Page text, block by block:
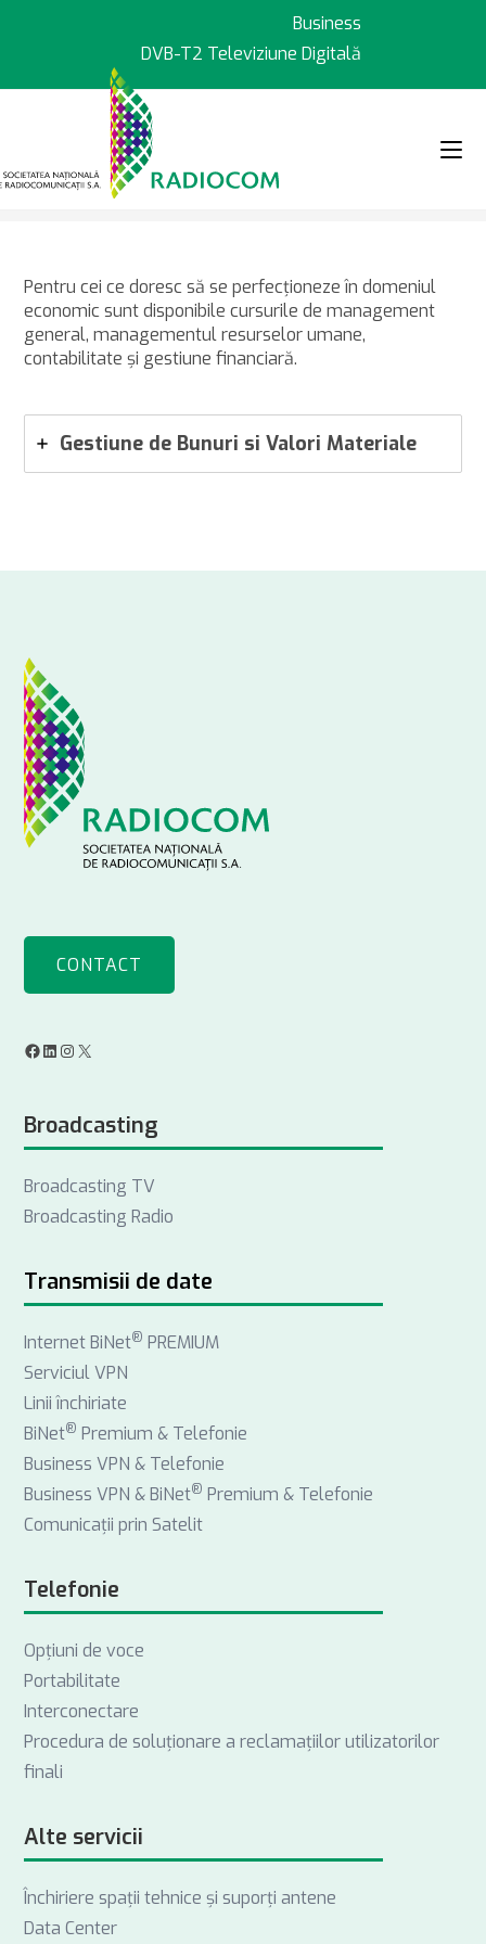
Business
DVB-T2 Televiziune Digitală
> Cursuri
Pentru cei ce doresc să se perfecţioneze în domeniul
economic sunt disponibile cursurile de management
general, managementul resurselor umane,
contabilitate şi gestiune financiară.
Gestiune de Bunuri si Valori Materiale
CONTACT
F
c
e
b
o
k
L
n
k
e
d
n
s
t
a
g
a
m
X
Broadcasting
Broadcasting TV
Broadcasting Radio
Transmisii de date
Internet BiNet® PREMIUM
Serviciul VPN
Linii închiriate
BiNet® Premium & Telefonie
Business VPN & Telefonie
Business VPN & BiNet® Premium & Telefonie
Comunicații prin Satelit
Telefonie
Opţiuni de voce
Portabilitate
Interconectare
Procedura de soluționare a reclamațiilor utilizatorilor
finali
Alte servicii
Închiriere spații tehnice și suporți antene
Data Center